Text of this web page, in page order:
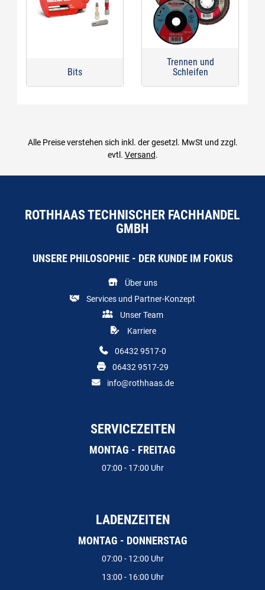
Bits
Trennen und
Schleifen
Alle Preise verstehen sich inkl. der gesetzl. MwSt und zzgl.
evtl. Versand.
ROTHHAAS TECHNISCHER FACHHANDEL
GMBH
UNSERE PHILOSOPHIE - DER KUNDE IM FOKUS
Über uns
Services und Partner-Konzept
Unser Team
Karriere
06432 9517-0
06432 9517-29
info@rothhaas.de
SERVICEZEITEN
MONTAG - FREITAG
07:00 - 17:00 Uhr
LADENZEITEN
MONTAG - DONNERSTAG
07:00 - 12:00 Uhr
13:00 - 16:00 Uhr